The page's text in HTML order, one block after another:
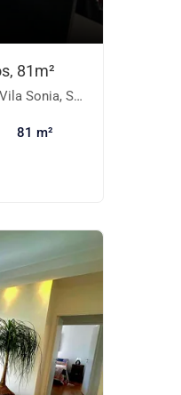
81m²
São Paulo-SP
81 m²